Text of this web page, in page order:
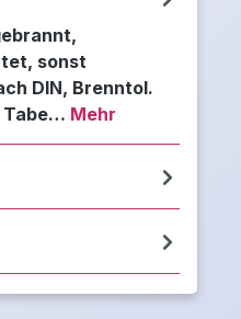
sonst
DIN, Brenntol.
Tabe… Mehr